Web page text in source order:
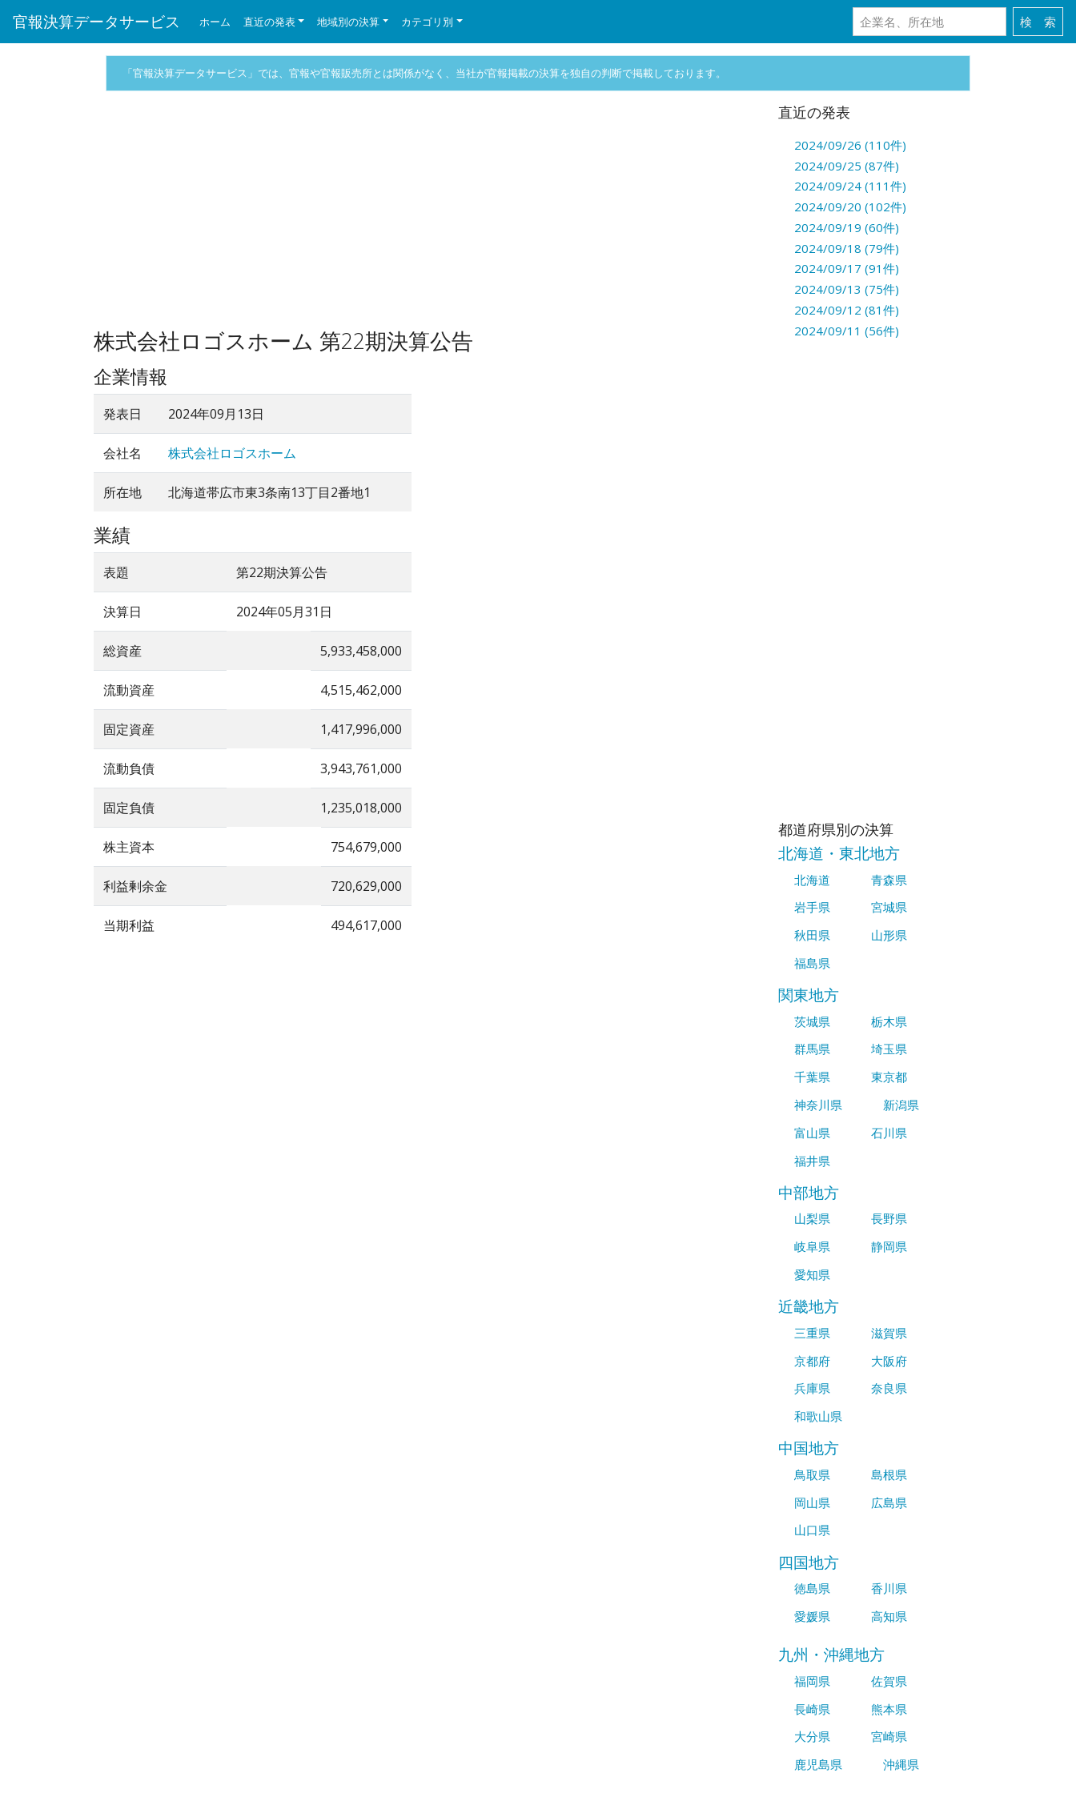
官報決算データサービス ホーム 直近の発表 地域別の決算 カテゴリ別
「官報決算データサービス」では、官報や官報販売所とは関係がなく、当社が官報掲載の決算を独自の判断で掲載しております。
株式会社ロゴスホーム 第22期決算公告
企業情報
発表日 2024年09月13日
会社名 株式会社ロゴスホーム
所在地 北海道帯広市東3条南13丁目2番地1
業績
表題 第22期決算公告
決算日 2024年05月31日
総資産 5,933,458,000
流動資産 4,515,462,000
固定資産 1,417,996,000
流動負債 3,943,761,000
固定負債 1,235,018,000
株主資本 754,679,000
利益剰余金 720,629,000
当期利益 494,617,000
直近の発表
2024/09/26 (110件)
2024/09/25 (87件)
2024/09/24 (111件)
2024/09/20 (102件)
2024/09/19 (60件)
2024/09/18 (79件)
2024/09/17 (91件)
2024/09/13 (75件)
2024/09/12 (81件)
2024/09/11 (56件)
都道府県別の決算
北海道・東北地方
北海道
青森県
岩手県
宮城県
秋田県
山形県
福島県
関東地方
茨城県
栃木県
群馬県
埼玉県
千葉県
東京都
神奈川県
新潟県
富山県
石川県
福井県
中部地方
山梨県
長野県
岐阜県
静岡県
愛知県
近畿地方
三重県
滋賀県
京都府
大阪府
兵庫県
奈良県
和歌山県
中国地方
鳥取県
島根県
岡山県
広島県
山口県
四国地方
徳島県
香川県
愛媛県
高知県
九州・沖縄地方
福岡県
佐賀県
長崎県
熊本県
大分県
宮崎県
鹿児島県
沖縄県